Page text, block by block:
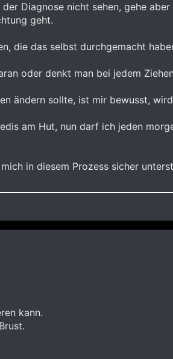
Diagnose nicht sehen, gehe
geht.
die das selbst durchgemacht
oder denkt man bei jedem
ändern sollte, ist mir bewusst,
am Hut, nun darf ich jeden
in diesem Prozess sicher
kann.